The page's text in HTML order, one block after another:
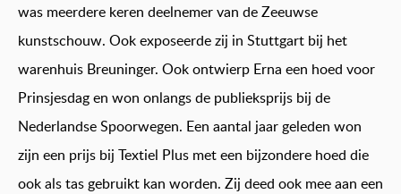
was meerdere keren deelnemer van de Zeeuwse
kunstschouw. Ook exposeerde zij in Stuttgart bij het
warenhuis Breuninger. Ook ontwierp Erna een hoed voor
Prinsjesdag en won onlangs de publieksprijs bij de
Nederlandse Spoorwegen. Een aantal jaar geleden won
zijn een prijs bij Textiel Plus met een bijzondere hoed die
ook als tas gebruikt kan worden. Zij deed ook mee aan een